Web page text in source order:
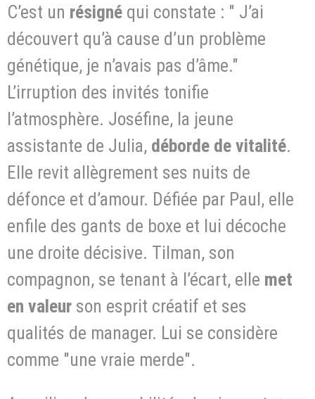
C’est un résigné qui constate : " J’ai
découvert qu’à cause d’un problème
génétique, je n’avais pas d’âme."
L’irruption des invités tonifie
l’atmosphère. Joséfine, la jeune
assistante de Julia, déborde de vitalité.
Elle revit allègrement ses nuits de
défonce et d’amour. Défiée par Paul, elle
enfile des gants de boxe et lui décoche
une droite décisive. Tilman, son
compagnon, se tenant à l’écart, elle met
en valeur son esprit créatif et ses
qualités de manager. Lui se considère
comme "une vraie merde".